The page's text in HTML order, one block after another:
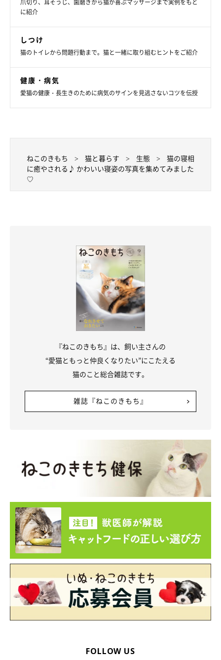
爪切り、耳そうじ、歯磨きから猫が喜ぶマッサージまで実例をもと
に紹介
しつけ
猫のトイレから問題行動まで。猫と一緒に取り組むヒントをご紹介
健康・病気
愛猫の健康・長生きのために病気のサインを見逃さないコツを伝授
ねこのきもち 猫と暮らす 生態
猫の寝相
に癒やされる♪ かわいい寝姿の写真を集めてみました
♡
『ねこのきもち』は、飼い主さんの
“愛猫ともっと仲良くなりたい”にこたえる
猫のこと総合雑誌です。
雑誌『ねこのきもち』
FOLLOW US